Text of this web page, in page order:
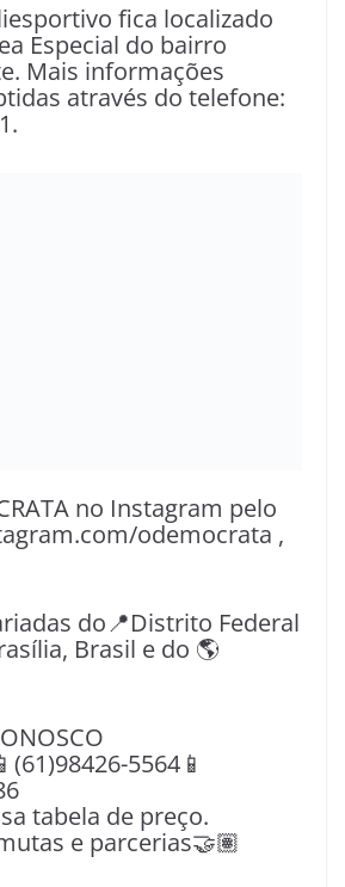
fica localizado
Especial do bairro
Mais informações
através do telefone:
no Instagram pelo
odemocrata ,
do📍Distrito Federal
Brasil e do 🌎
5564📱
tabela de preço.
e parcerias🤝🏽